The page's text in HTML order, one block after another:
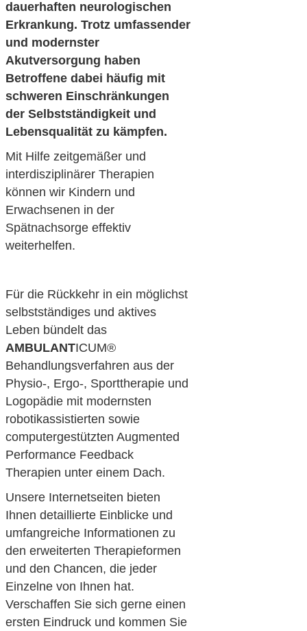
dauerhaften neurologischen
Erkrankung. Trotz umfassender
und modernster
Akutversorgung haben
Betroffene dabei häufig mit
schweren Einschränkungen
der Selbstständigkeit und
Lebensqualität zu kämpfen.
Mit Hilfe zeitgemäßer und
interdisziplinärer Therapien
können wir Kindern und
Erwachsenen in der
Spätnachsorge effektiv
weiterhelfen.
Für die Rückkehr in ein möglichst
selbstständiges und aktives
Leben bündelt das
AMBULANTICUM®
Behandlungsverfahren aus der
Physio-, Ergo-, Sporttherapie und
Logopädie mit modernsten
robotikassistierten sowie
computergestützten Augmented
Performance Feedback
Therapien unter einem Dach.
Unsere Internetseiten bieten
Ihnen detaillierte Einblicke und
umfangreiche Informationen zu
den erweiterten Therapieformen
und den Chancen, die jeder
Einzelne von Ihnen hat.
Verschaffen Sie sich gerne einen
ersten Eindruck und kommen Sie